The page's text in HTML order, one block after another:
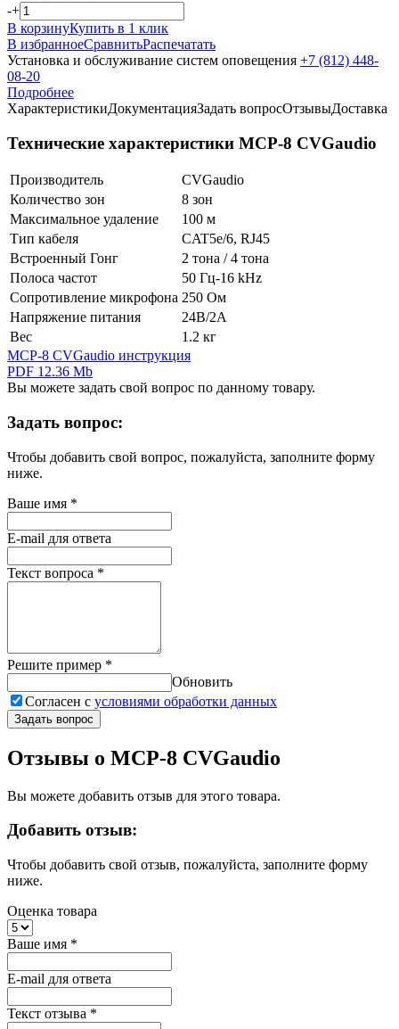
-+
В корзинуКупить в 1 клик
В избранноеСравнитьРаспечатать
Установка и обслуживание систем оповещения +7 (812) 448-
08-20
Подробнее
ХарактеристикиДокументацияЗадать вопросОтзывыДоставка
Технические характеристики MCP-8 CVGaudio
Производитель
CVGaudio
Количество зон
8 зон
Максимальное удаление
100 м
Тип кабеля
CAT5e/6, RJ45
Встроенный Гонг
2 тона / 4 тона
Полоса частот
50 Гц-16 kHz
Сопротивление микрофона 250 Ом
Напряжение питания
24В/2А
Вес
1.2 кг
MCP-8 CVGaudio инструкция
PDF 12.36 Mb
Вы можете задать свой вопрос по данному товару.
Задать вопрос:
Чтобы добавить свой вопрос, пожалуйста, заполните форму
ниже.
Ваше имя *
E-mail для ответа
Текст вопроса *
Решите пример *
Обновить
Согласен с условиями обработки данных
Задать вопрос
Отзывы о MCP-8 CVGaudio
Вы можете добавить отзыв для этого товара.
Добавить отзыв:
Чтобы добавить свой отзыв, пожалуйста, заполните форму
ниже.
Оценка товара
Ваше имя *
E-mail для ответа
Текст отзыва *